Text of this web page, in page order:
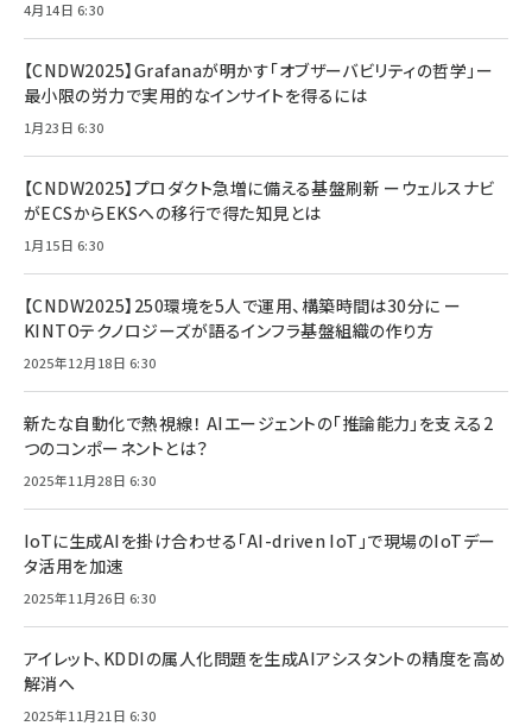
4月14日 6:30
【CNDW2025】Grafanaが明かす「オブザーバビリティの哲学」ー
最小限の労力で実用的なインサイトを得るには
1月23日 6:30
【CNDW2025】プロダクト急増に備える基盤刷新 ーウェルスナビ
がECSからEKSへの移行で得た知見とは
1月15日 6:30
【CNDW2025】250環境を5人で運用、構築時間は30分に ー
KINTOテクノロジーズが語るインフラ基盤組織の作り方
2025年12月18日 6:30
新たな自動化で熱視線！ AIエージェントの「推論能力」を支える2
つのコンポーネントとは？
2025年11月28日 6:30
IoTに生成AIを掛け合わせる「AI-driven IoT」で現場のIoTデー
タ活用を加速
2025年11月26日 6:30
アイレット、KDDIの属人化問題を生成AIアシスタントの精度を高め
解消へ
2025年11月21日 6:30